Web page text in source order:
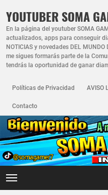
YOUTUBER SOMA
En la página del youtuber SOMA
actualizados, apps para conseguir
NOTICIAS y novedades DEL MUNDO
me sigues formarás parte de la
tendrás la oportunidad de ganar
Políticas de Privacidad AVISO
Contacto